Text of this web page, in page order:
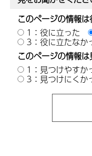
このページの情報
1：役に立った
3：役に立たなか
このページの情報
1：見つけやすか
3：見つけにくか